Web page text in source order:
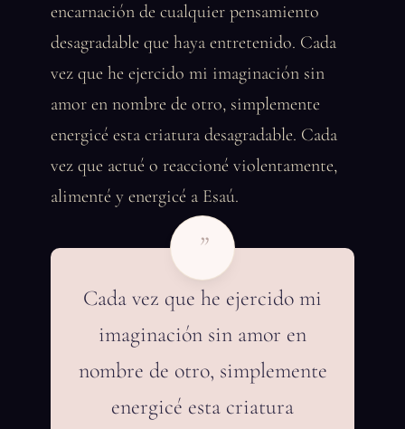
encarnación de cualquier pensamiento
desagradable que haya entretenido. Cada
vez que he ejercido mi imaginación sin
amor en nombre de otro, simplemente
energicé esta criatura desagradable. Cada
vez que actué o reaccioné violentamente,
alimenté y energicé a Esaú.
”
Cada vez que he ejercido mi
imaginación sin amor en
nombre de otro, simplemente
energicé esta criatura